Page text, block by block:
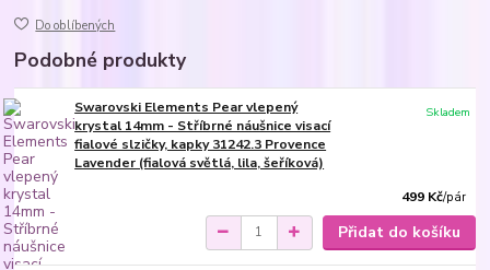
Do oblíbených
Podobné produkty
Swarovski Elements Pear vlepený
krystal 14mm - Stříbrné náušnice visací
fialové slzičky, kapky 31242.3 Provence
Lavender (fialová světlá, lila, šeříková)
499 Kč/pár
Skladem
Přidat do košíku